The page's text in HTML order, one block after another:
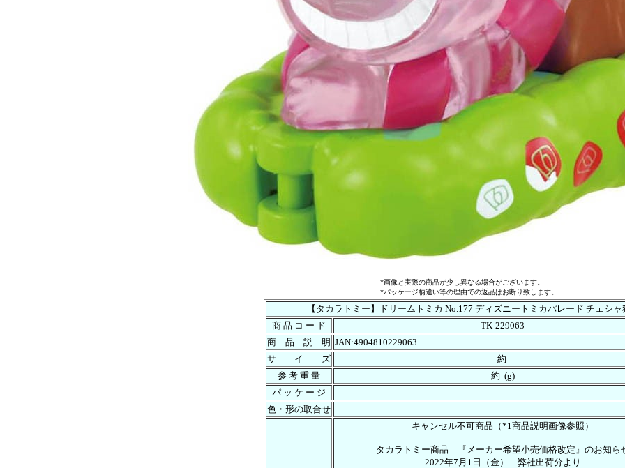
*画像と実際の商品が少し異なる場合がございます。
*パッケージ柄違い等の理由での返品はお断り致します。
【タカラトミー】ドリームトミカ No.177 ディズニートミカパレード チェシャ
商 品 コ ー ド
TK-229063
商 品 説 明 JAN:4904810229063
サ イ ズ
約
参 考 重 量
約 (g)
パ ッ ケ ー ジ
色・形の取合せ
キャンセル不可商品（*1商品説明画像参照）
タカラトミー商品 『メーカー希望小売価格改定』のお知ら
2022年7月1日（金） 弊社出荷分より